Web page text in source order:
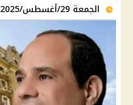
الجمعة 29/أغسطس/2025 - 04:42 م